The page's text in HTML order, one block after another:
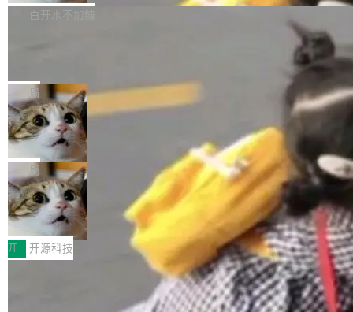
社区爱好者提供了高效跟踪新版本的思路。
他可以全职维护 libexpat 了，最长 6 个月。发
库之一。你的操作系统、浏览器、无数的基础设
施软件，很可能都在用它。而过去十年，维护它
的人一直在用业余...
下： New Smart Window 包含多项增强功能：
gi?id=2019042">Bug&nbsp;2019042</a>）</l
i> <li>现在，助手可以直接使用 Exa 的网络搜索
结果回答问题，而无需将问题转交给搜索引擎。
（<a href="https://bugzilla.mozilla.org/show_
bug.cgi?id=204...
白开水不加糖
的 npm 包。项目的核心论点是：容器不适合 Ag
ent 计算。真正适合的，是 Isolate。 Cloudflare
工程师在这件事上没什么可谦虚的——他们用 W
orkers 跑了十年 Isolate。用 CEO Matthew Pri
nce 的话说：「我们一生都在用 Isolate 运行代
码，而 AI Agent 不需要容器，它们需要的是 Iso
late。」 容器为什么不合适 容器的问题在于启动
和销毁都太重了。一个 Agent 要执行的任务可能
只需要几毫秒的 CPU 时间，但容器从冷启动到
就绪要花数秒。如果未来有十...
局
OpenAI 公开邮件和聊天记录回应苹果
诉讼，称“Apple is getting this wron
g”
上个月，苹果一纸诉状把 OpenAI 告上法庭，指
控其挖角苹果前员工并窃取商业秘密。苹果的诉
状把 OpenAI 描述成一个系统性地从前东家挖
人、套取机密信息的对手。 OpenAI 没发律师
函，也没选择庭外沉默。它在官网贴了一篇博
文，标题只有六个字：Apple is getting this wro
ng。 然后，它把邮件往来和 iMessage 聊天记
录全贴了出来。 他发错人了 苹果外部律师 Gabr
iel Gross 来自 Weil 律所，2 月 23 日下午 5:53
局
HUAWEI MatePad Edge上架WorkBu
ddy鸿蒙PC版，说话就能干活的AI办公
搭子
全能AI工作台WorkBuddy鸿蒙PC版上架HUAWE
I MatePad Edge应用市场，直接下载即可使
用，与鸿蒙电脑上的体验一致。值得一提的是，
这是目前市面上唯一支持平板接入WorkBuddy P
C版的产品，搭载“人机双写”重磅功能——你写
开 开源科技
FFmpeg 9.0 发布：代号“Lei”，以此纪
全球知名开源多媒体框架 FFmpeg 今天正式发